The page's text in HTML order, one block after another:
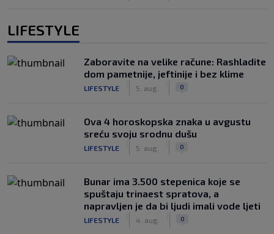
LIFESTYLE
Zaboravite na velike račune: Rashladite
dom pametnije, jeftinije i bez klime
LIFESTYLE 5. aug. 0
Ova 4 horoskopska znaka u avgustu
sreću svoju srodnu dušu
LIFESTYLE 5. aug. 0
Bunar imа 3.500 stepenica koje se
spuštaju trinaest spratova, a
napravljen je da bi ljudi imali vode ljeti
LIFESTYLE 4. aug. 0